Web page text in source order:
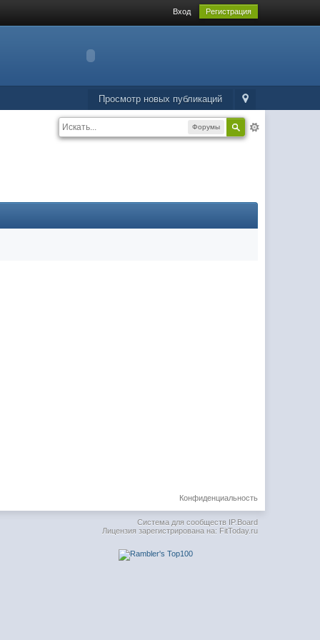
Вход Регистрация
Просмотр новых публикаций
Форумы
Конфиденциальность
Система для сообществ IP.Board
Лицензия зарегистрирована на: FitToday.ru